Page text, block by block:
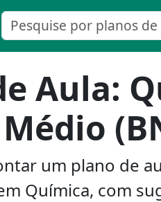
Aula:
um plano de
Química, com